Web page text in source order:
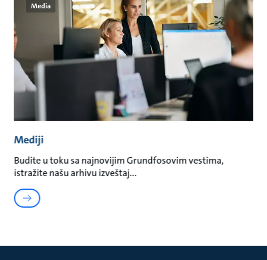
Media
Mediji
Budite u toku sa najnovijim Grundfosovim vestima,
istražite našu arhivu izveštaj